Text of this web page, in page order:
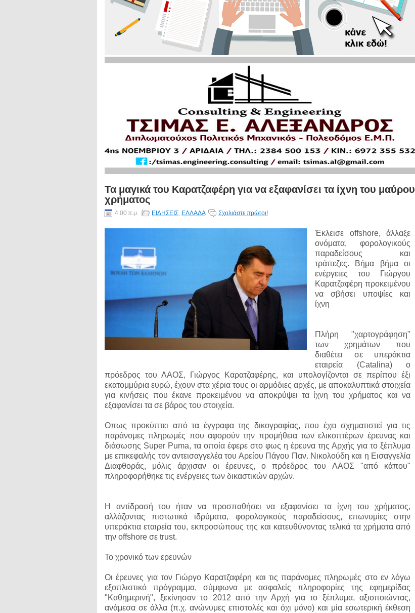
Τα μαγικά του Καρατζαφέρη για να εξαφανίσει τα ίχνη του μαύρου
χρήματος
4:00 π.μ. ΕΙΔΗΣΕΙΣ, ΕΛΛΑΔΑ Σχολιάστε πρώτοι!
Έκλεισε offshore, άλλαξε
ονόματα, φορολογικούς
παραδείσους και
τράπεζες. Βήμα βήμα οι
ενέργειες του Γιώργου
Καρατζαφέρη προκειμένου
να σβήσει υποψίες και
ίχνη
Πλήρη "χαρτογράφηση"
των χρημάτων που
διαθέτει σε υπεράκτια
εταιρεία (Catalina) o
πρόεδρος του ΛΑΟΣ, Γιώργος Καρατζαφέρης, και υπολογίζονται σε περίπου έξι
εκατομμύρια ευρώ, έχουν στα χέρια τους οι αρμόδιες αρχές, με αποκαλυπτικά στοιχεία
για κινήσεις που έκανε προκειμένου να αποκρύψει τα ίχνη του χρήματος και να
εξαφανίσει τα σε βάρος του στοιχεία.
Οπως προκύπτει από τα έγγραφα της δικογραφίας, που έχει σχηματιστεί για τις
παράνομες πληρωμές που αφορούν την προμήθεια των ελικοπτέρων έρευνας και
διάσωσης Super Puma, τα οποία έφερε στο φως η έρευνα της Αρχής για το ξέπλυμα
με επικεφαλής τον αντεισαγγελέα του Αρείου Πάγου Παν. Νικολούδη και η Εισαγγελία
Διαφθοράς, μόλις άρχισαν οι έρευνες, ο πρόεδρος του ΛΑΟΣ "από κάπου"
πληροφορήθηκε τις ενέργειες των δικαστικών αρχών.
Η αντίδρασή του ήταν να προσπαθήσει να εξαφανίσει τα ίχνη του χρήματος,
αλλάζοντας πιστωτικά ιδρύματα, φορολογικούς παραδείσους, επωνυμίες στην
υπεράκτια εταιρεία του, εκπροσώπους της και κατευθύνοντας τελικά τα χρήματα από
την offshore σε trust.
Το χρονικό των ερευνών
Οι έρευνες για τον Γιώργο Καρατζαφέρη και τις παράνομες πληρωμές στο εν λόγω
εξοπλιστικό πρόγραμμα, σύμφωνα με ασφαλείς πληροφορίες της εφημερίδας
"Καθημερινή", ξεκίνησαν το 2012 από την Αρχή για το ξέπλυμα, αξιοποιώντας,
ανάμεσα σε άλλα (π.χ. ανώνυμες επιστολές και όχι μόνο) και μία εσωτερική έκθεση